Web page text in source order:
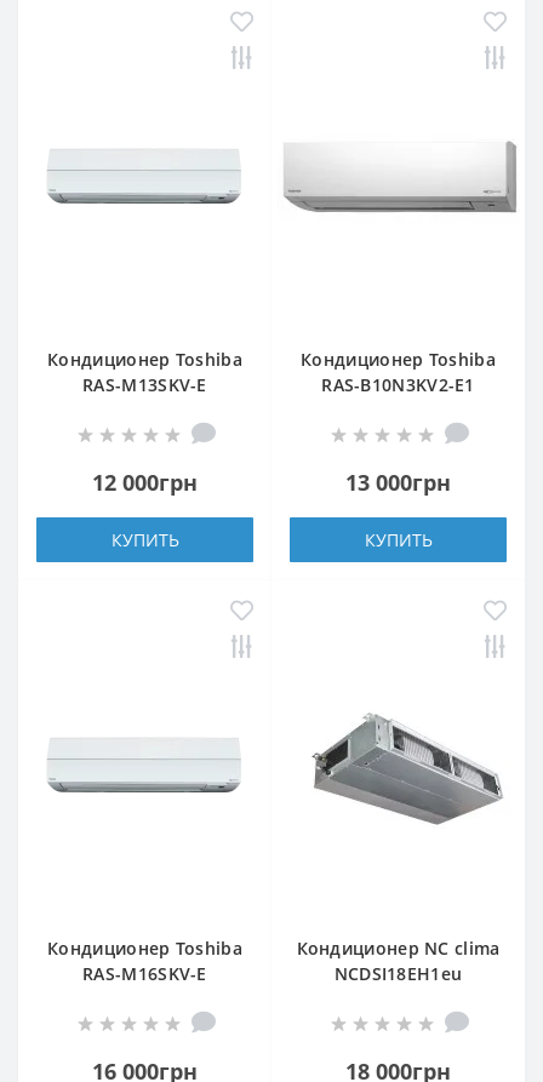
Кондиционер Toshiba
RAS-M13SKV-E
12 000грн
КУПИТЬ
Кондиционер Toshiba
RAS-B10N3KV2-Е1
13 000грн
КУПИТЬ
Кондиционер Toshiba
RAS-M16SKV-E
16 000грн
Кондиционер NC clima
NCDSI18EH1eu
18 000грн